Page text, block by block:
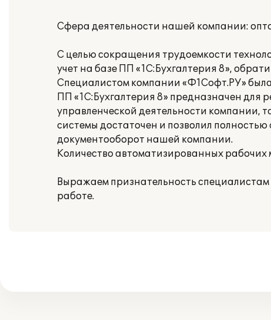
Сфера деятельности нашей компании:
С целью сокращения трудоемкости
учет на базе ПП «1С:Бухгалтерия 8»,
Специалистом компании «Ф1Софт.РУ»
ПП «1С:Бухгалтерия 8» предназначен для
управленческой деятельности компании,
системы достаточен и позволил
документооборот нашей компании.
Количество автоматизированных рабочих
Выражаем признательность
работе.